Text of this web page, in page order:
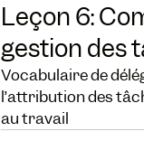
Leçon 6:
gestion des
Vocabulaire de
l’attribution des
au travail